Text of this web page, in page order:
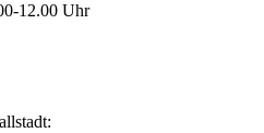
12.00 Uhr